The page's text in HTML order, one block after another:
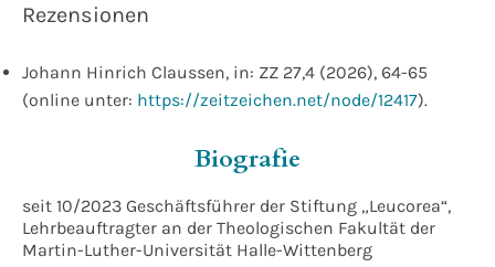
Rezensionen
Johann Hinrich Claussen, in: ZZ 27,4 (2026), 64-65
(online unter: https://zeitzeichen.net/node/12417).
Biografie
seit 10/2023 Geschäftsführer der Stiftung „Leucorea“,
Lehrbeauftragter an der Theologischen Fakultät der
Martin-Luther-Universität Halle-Wittenberg